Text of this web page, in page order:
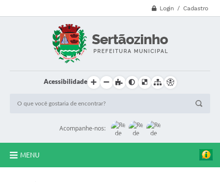
Login / Cadastro
Acessibilidade
Acompanhe-nos:
MENU